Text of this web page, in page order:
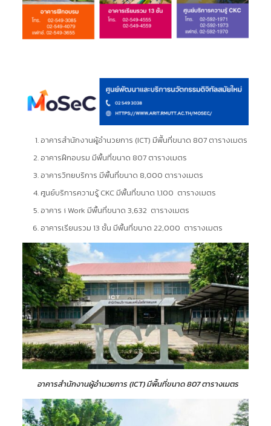
อาคารสำนักงานผู้อำนวยการ (ICT) มีพืันที่ขนาด 807 ตารางเมตร
อาคารฝึกอบรม มีพื้นที่ขนาด 807 ตารางเมตร
อาคารวิทยบริการ มีพื้นที่ขนาด 8,000 ตารางเมตร
ศูนย์บริการความรู้ CKC มีพื้นที่ขนาด 1,100 ตารางเมตร
อาคาร i Work มีพื้นที่ขนาด 3,632 ตารางเมตร
อาคารเรียนรวม 13 ชั้น มีพื้นที่ขนาด 22,000 ตารางเมตร
อาคารสำนักงานผู้อำนวยการ (ICT) มีพืันที่ขนาด 807 ตารางเมตร